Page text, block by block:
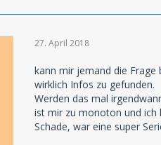
27. April 2018
kann mir jemand die
wirklich Infos zu gefunden.
Werden das mal
ist mir zu monoton und ich
Schade, war eine super